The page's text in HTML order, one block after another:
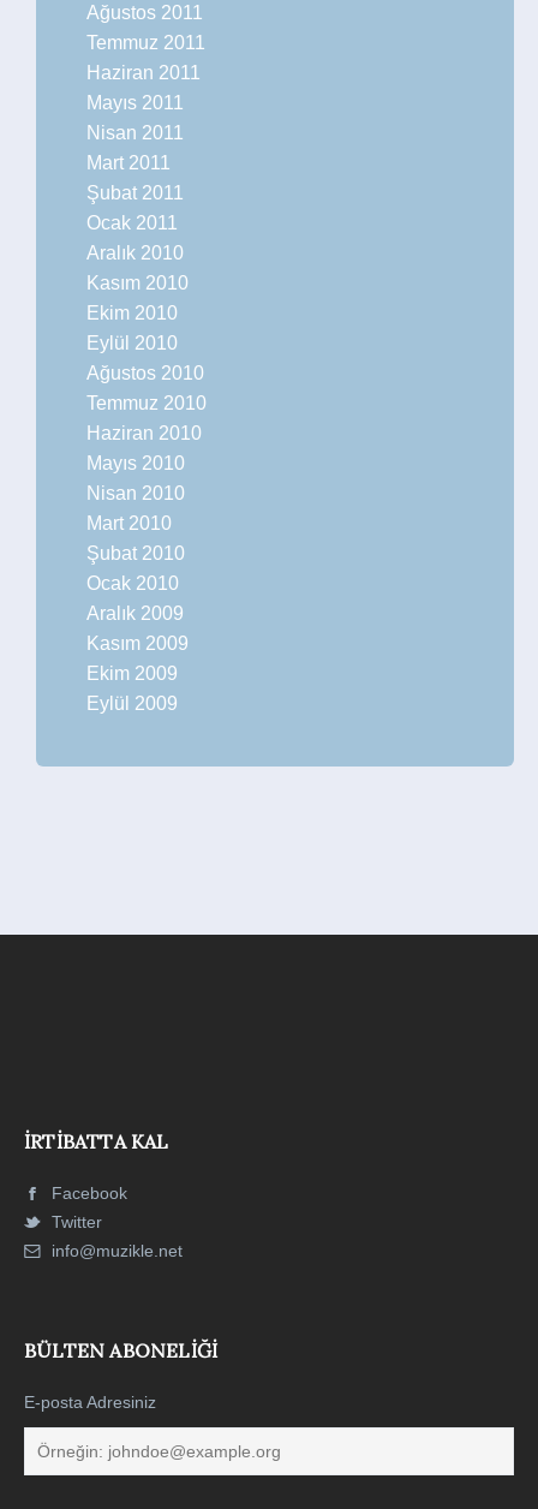
Ağustos 2011
Temmuz 2011
Haziran 2011
Mayıs 2011
Nisan 2011
Mart 2011
Şubat 2011
Ocak 2011
Aralık 2010
Kasım 2010
Ekim 2010
Eylül 2010
Ağustos 2010
Temmuz 2010
Haziran 2010
Mayıs 2010
Nisan 2010
Mart 2010
Şubat 2010
Ocak 2010
Aralık 2009
Kasım 2009
Ekim 2009
Eylül 2009
İRTIBATTA KAL
Facebook
Twitter
info@muzikle.net
BÜLTEN ABONELIĞI
E-posta Adresiniz